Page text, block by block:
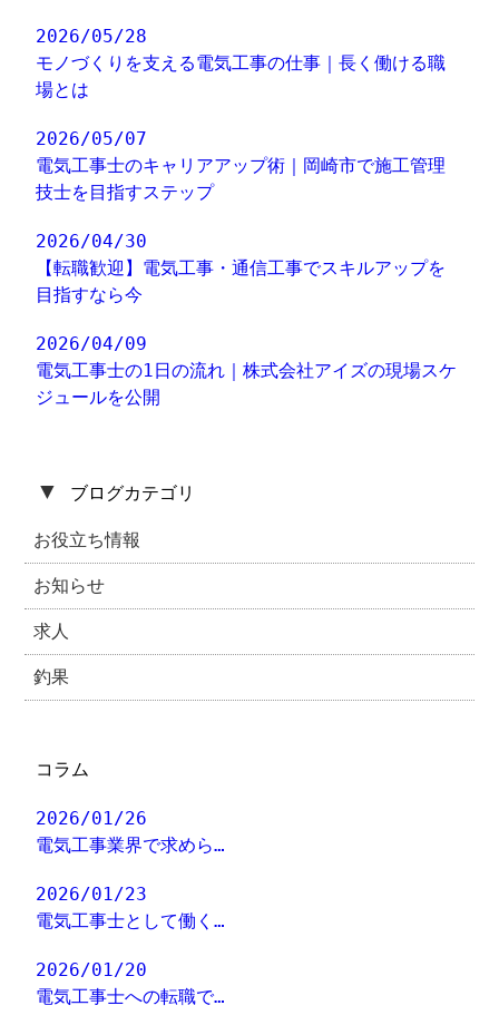
2026/05/28
モノづくりを支える電気工事の仕事｜長く働ける職
場とは
2026/05/07
電気工事士のキャリアアップ術｜岡崎市で施工管理
技士を目指すステップ
2026/04/30
【転職歓迎】電気工事・通信工事でスキルアップを
目指すなら今
2026/04/09
電気工事士の1日の流れ｜株式会社アイズの現場スケ
ジュールを公開
▼ ブログカテゴリ
お役立ち情報
お知らせ
求人
釣果
コラム
2026/01/26
電気工事業界で求めら…
2026/01/23
電気工事士として働く…
2026/01/20
電気工事士への転職で…